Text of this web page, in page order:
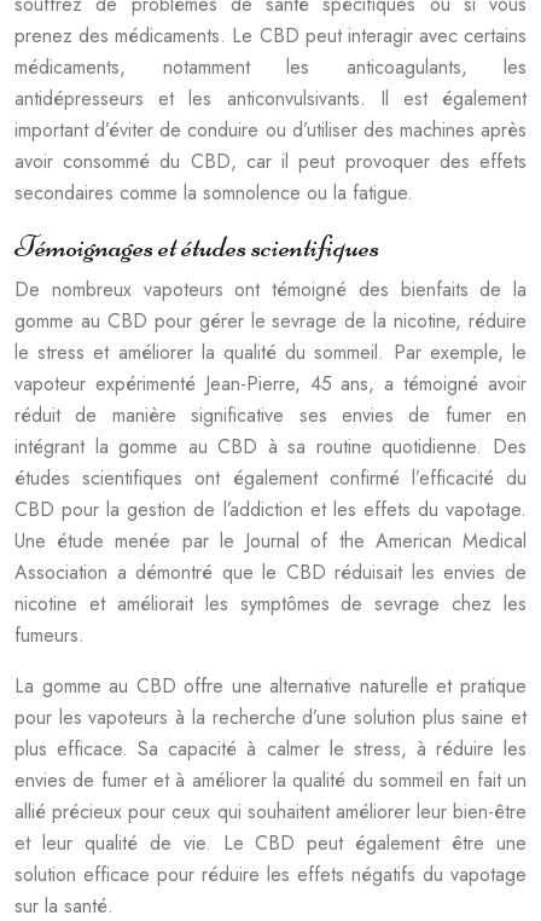
prenez des médicaments. Le CBD peut interagir avec certains
médicaments, notamment les anticoagulants, les
antidépresseurs et les anticonvulsivants. Il est également
important d’éviter de conduire ou d’utiliser des machines après
avoir consommé du CBD, car il peut provoquer des effets
secondaires comme la somnolence ou la fatigue.
Témoignages et études scientifiques
De nombreux vapoteurs ont témoigné des bienfaits de la
gomme au CBD pour gérer le sevrage de la nicotine, réduire
le stress et améliorer la qualité du sommeil. Par exemple, le
vapoteur expérimenté Jean-Pierre, 45 ans, a témoigné avoir
réduit de manière significative ses envies de fumer en
intégrant la gomme au CBD à sa routine quotidienne. Des
études scientifiques ont également confirmé l’efficacité du
CBD pour la gestion de l’addiction et les effets du vapotage.
Une étude menée par le Journal of the American Medical
Association a démontré que le CBD réduisait les envies de
nicotine et améliorait les symptômes de sevrage chez les
fumeurs.
La gomme au CBD offre une alternative naturelle et pratique
pour les vapoteurs à la recherche d’une solution plus saine et
plus efficace. Sa capacité à calmer le stress, à réduire les
envies de fumer et à améliorer la qualité du sommeil en fait un
allié précieux pour ceux qui souhaitent améliorer leur bien-être
et leur qualité de vie. Le CBD peut également être une
solution efficace pour réduire les effets négatifs du vapotage
sur la santé.